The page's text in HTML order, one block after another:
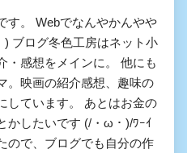
す。 Webでなんやかんやや
ブログ冬色工房はネット小
・感想をメインに。 他にも
。映画の紹介感想、趣味の
しています。 あとはお金の
かしたいです (/・ω・)/ﾜｰｲ
ので、ブログでも自分の作